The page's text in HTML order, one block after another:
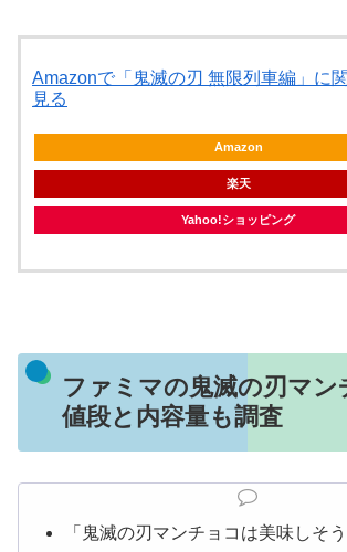
Amazonで「鬼滅の刃 無限列車編」に
見る
Amazon
楽天
Yahoo!ショッピング
ファミマの鬼滅の刃マン
値段と内容量も調査
「鬼滅の刃マンチョコは美味しそ